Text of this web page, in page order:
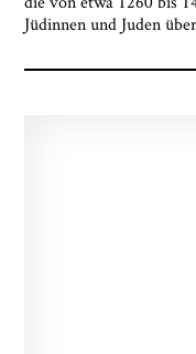
Jüdinnen und Juden
besteht ein